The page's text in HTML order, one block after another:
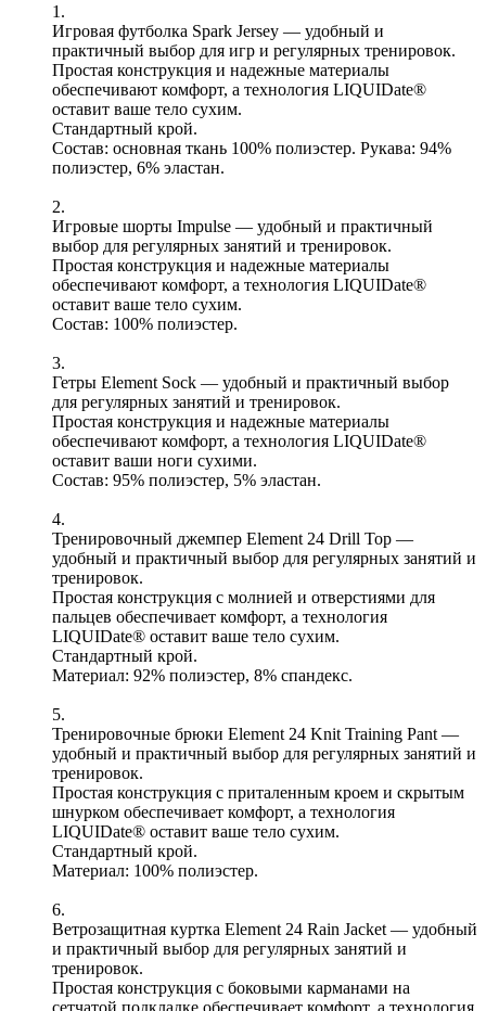
1.
Игровая футболка Spark Jersey — удобный и
практичный выбор для игр и регулярных тренировок.
Простая конструкция и надежные материалы
обеспечивают комфорт, а технология LIQUIDate®
оставит ваше тело сухим.
Стандартный крой.
Состав: основная ткань 100% полиэстер. Рукава: 94%
полиэстер, 6% эластан.
2.
Игровые шорты Impulse — удобный и практичный
выбор для регулярных занятий и тренировок.
Простая конструкция и надежные материалы
обеспечивают комфорт, а технология LIQUIDate®
оставит ваше тело сухим.
Состав: 100% полиэстер.
3.
Гетры Element Sock — удобный и практичный выбор
для регулярных занятий и тренировок.
Простая конструкция и надежные материалы
обеспечивают комфорт, а технология LIQUIDate®
оставит ваши ноги сухими.
Состав: 95% полиэстер, 5% эластан.
4.
Тренировочный джемпер Element 24 Drill Top —
удобный и практичный выбор для регулярных занятий и
тренировок.
Простая конструкция с молнией и отверстиями для
пальцев обеспечивает комфорт, а технология
LIQUIDate® оставит ваше тело сухим.
Стандартный крой.
Материал: 92% полиэстер, 8% спандекс.
5.
Тренировочные брюки Element 24 Knit Training Pant —
удобный и практичный выбор для регулярных занятий и
тренировок.
Простая конструкция с приталенным кроем и скрытым
шнурком обеспечивает комфорт, а технология
LIQUIDate® оставит ваше тело сухим.
Стандартный крой.
Материал: 100% полиэстер.
6.
Ветрозащитная куртка Element 24 Rain Jacket — удобный
и практичный выбор для регулярных занятий и
тренировок.
Простая конструкция с боковыми карманами на
сетчатой подкладке обеспечивает комфорт, а технология